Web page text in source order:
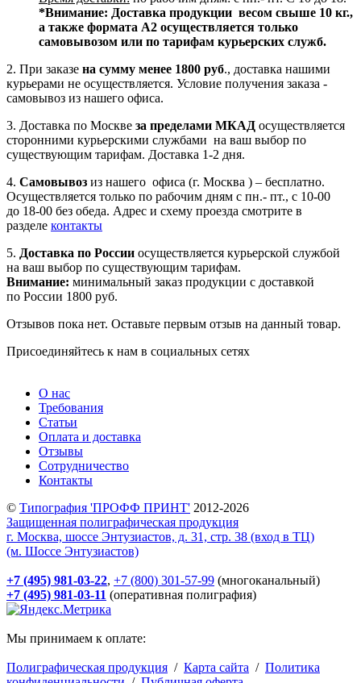
*Внимание: Доставка продукции весом свыше 10 кг.,
а также формата А2 осуществляется только
самовывозом или по тарифам курьерских служб.
2. При заказе на сумму менее 1800 руб., доставка нашими
курьерами не осуществляется. Условие получения заказа -
самовывоз из нашего офиса.
3. Доставка по Москве за пределами МКАД осуществляется
сторонними курьерскими службами на ваш выбор по
существующим тарифам. Доставка 1-2 дня.
4. Самовывоз из нашего офиса (г. Москва ) – бесплатно.
Осуществляется только по рабочим дням с пн.- пт., с 10-00
до 18-00 без обеда. Адрес и схему проезда смотрите в
разделе контакты
5. Доставка по России осуществляется курьерской службой
на ваш выбор по существующим тарифам.
Внимание: минимальный заказ продукции с доставкой
по России 1800 руб.
Отзывов пока нет. Оставьте первым отзыв на данный товар.
Присоединяйтесь к нам в социальных сетях
О нас
Требования
Статьи
Оплата и доставка
Отзывы
Сотрудничество
Контакты
© Типография 'ПРОФФ ПРИНТ' 2012-2026
Защищенная полиграфическая продукция
г. Москва, шоссе Энтузиастов, д. 31, стр. 38 (вход в ТЦ)
(м. Шоссе Энтузиастов)
+7 (495) 981-03-22, +7 (800) 301-57-99 (многоканальный)
+7 (495) 981-03-11 (оперативная полиграфия)
Мы принимаем к оплате:
Полиграфическая продукция / Карта сайта / Политика